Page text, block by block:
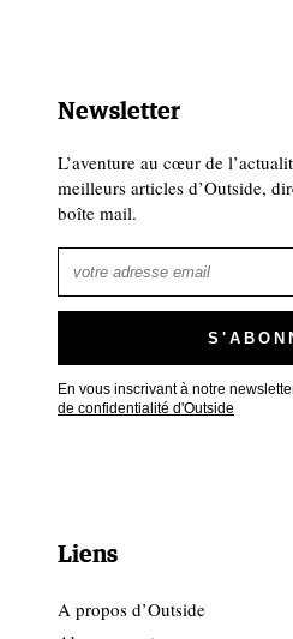
Newsletter
L’aventure au cœur de
meilleurs articles d’Outside,
boîte mail.
En vous inscrivant à notre
de confidentialité d'Outside
Liens
A propos d’Outside